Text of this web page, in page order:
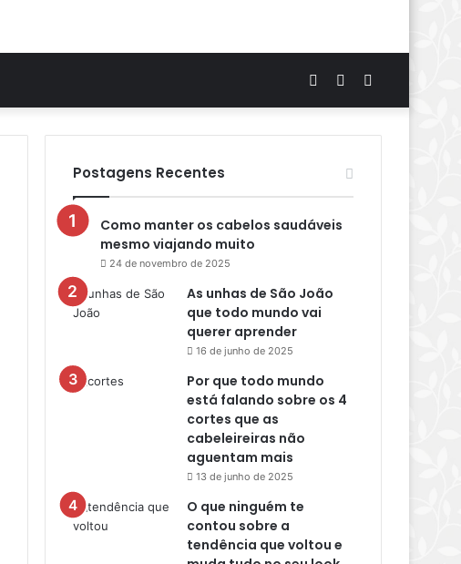
por
Switch
skin
Artigo
aleatório
Postagens Recentes
Como manter os cabelos saudáveis
mesmo viajando muito
24 de novembro de 2025
As unhas de São João
que todo mundo vai
querer aprender
16 de junho de 2025
Por que todo mundo
está falando sobre os 4
cortes que as
cabeleireiras não
aguentam mais
13 de junho de 2025
O que ninguém te
contou sobre a
tendência que voltou e